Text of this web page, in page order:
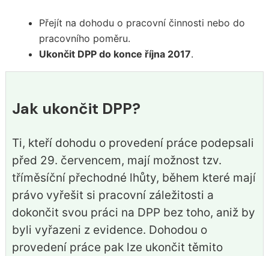
Přejít na dohodu o pracovní činnosti nebo do
pracovního poměru.
Ukončit DPP do konce října 2017.
Jak ukončit DPP?
Ti, kteří dohodu o provedení práce podepsali
před 29. červencem, mají možnost tzv.
tříměsíční přechodné lhůty, během které mají
právo vyřešit si pracovní záležitosti a
dokončit svou práci na DPP bez toho, aniž by
byli vyřazeni z evidence. Dohodou o
provedení práce pak lze ukončit těmito